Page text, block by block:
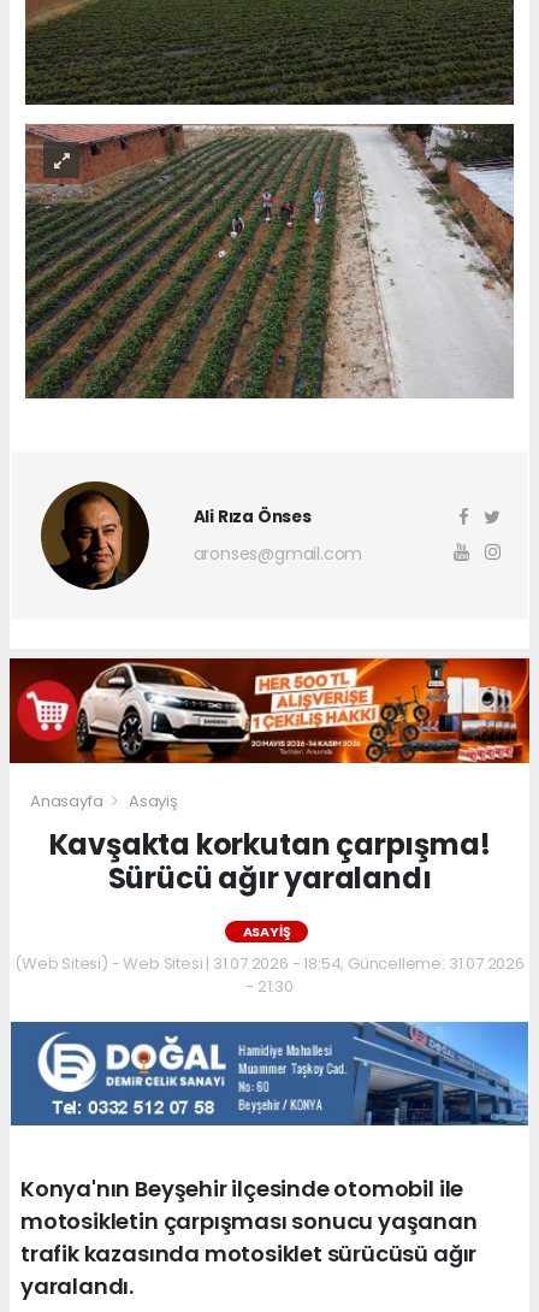
Ali Rıza Önses
aronses@gmail.com
Anasayfa Asayiş
Kavşakta korkutan çarpışma!
Sürücü ağır yaralandı
ASAYIŞ
(Web Sitesi) - Web Sitesi | 31.07.2026 - 18:54, Güncelleme: 31.07.2026
- 21:30
Konya'nın Beyşehir ilçesinde otomobil ile
motosikletin çarpışması sonucu yaşanan
trafik kazasında motosiklet sürücüsü ağır
yaralandı.